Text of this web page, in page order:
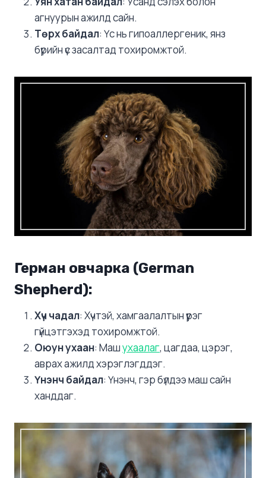
агнуурын ажилд сайн.
Төрх байдал: Үс нь гипоаллергеник, янз
бүрийн үс засалтад тохиромжтой.
Герман овчарка (German
Shepherd):
Хүч чадал: Хүчтэй, хамгаалалтын үүрэг
гүйцэтгэхэд тохиромжтой.
Оюун ухаан: Машухаалаг, цагдаа, цэрэг,
аврах ажилд хэрэглэгддэг.
Үнэнч байдал: Үнэнч, гэр бүлдээ маш сайн
ханддаг.